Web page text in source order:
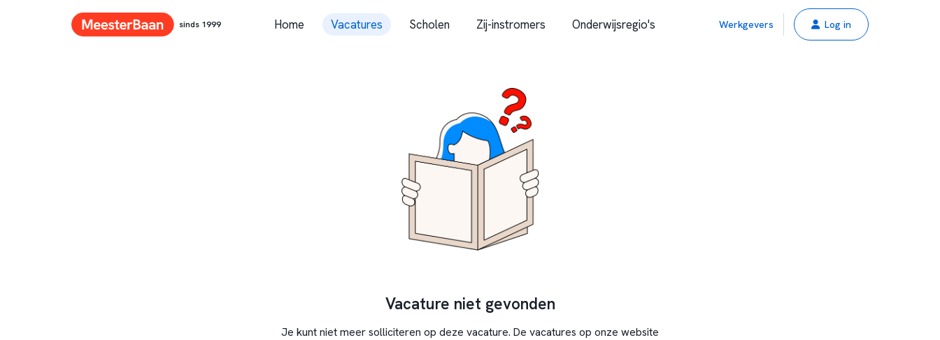
sinds 1999 Home Vacatures Scholen Zij-instromers Onderwijsregio's Werkgevers Log in
Vacature niet gevonden
Je kunt niet meer solliciteren op deze vacature. De vacatures op onze website